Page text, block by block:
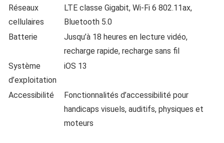
Réseaux
cellulaires
LTE classe Gigabit, Wi‑Fi 6 802.11ax,
Bluetooth 5.0
Batterie
Jusqu’à 18 heures en lecture vidéo,
recharge rapide, recharge sans fil
Système
d’exploitation
iOS 13
Accessibilité
Fonctionnalités d’accessibilité pour
handicaps visuels, auditifs, physiques et
moteurs